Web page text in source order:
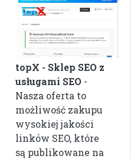
topX - Sklep SEO z
usługami SEO -
Nasza oferta to
możliwość zakupu
wysokiej jakości
linków SEO, które
są publikowane na